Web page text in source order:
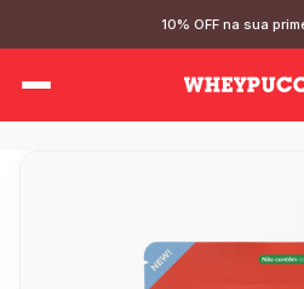
10% OFF na sua